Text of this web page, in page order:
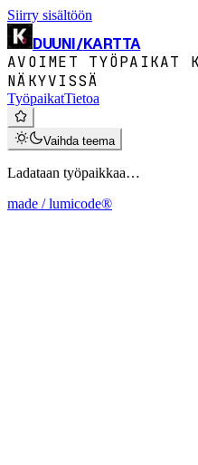
Siirry sisältöön
DUUNI/KARTTA
AVOIMET TYÖPAIKAT
NÄKYVISSÄ
TyöpaikatTietoa
Vaihda teema
Ladataan työpaikkaa…
made / lumicode®